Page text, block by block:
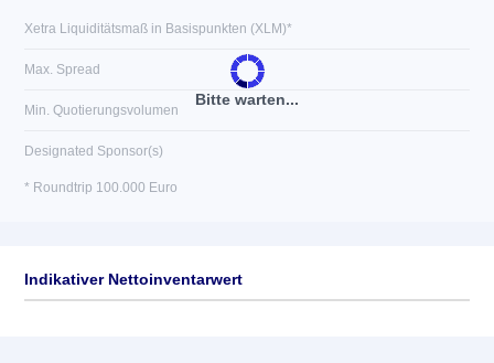
Bitte warten...
Xetra Liquiditätsmaß in Basispunkten (XLM)*
Max. Spread
Min. Quotierungsvolumen
Designated Sponsor(s)
* Roundtrip 100.000 Euro
Indikativer Nettoinventarwert